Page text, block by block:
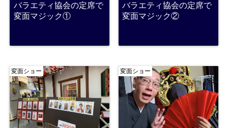
バラエティ協会の定席で
変面マジック①
バラエティ協会の定席で
変面マジック②
変面ショー 変面ショー